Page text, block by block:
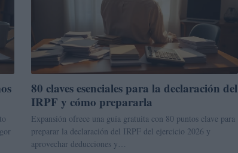
80 claves esenciales para la declaración del
IRPF y cómo prepararla
Expansión ofrece una guía gratuita con 80 puntos clave para
preparar la declaración del IRPF del ejercicio 2026 y
aprovechar deducciones y…